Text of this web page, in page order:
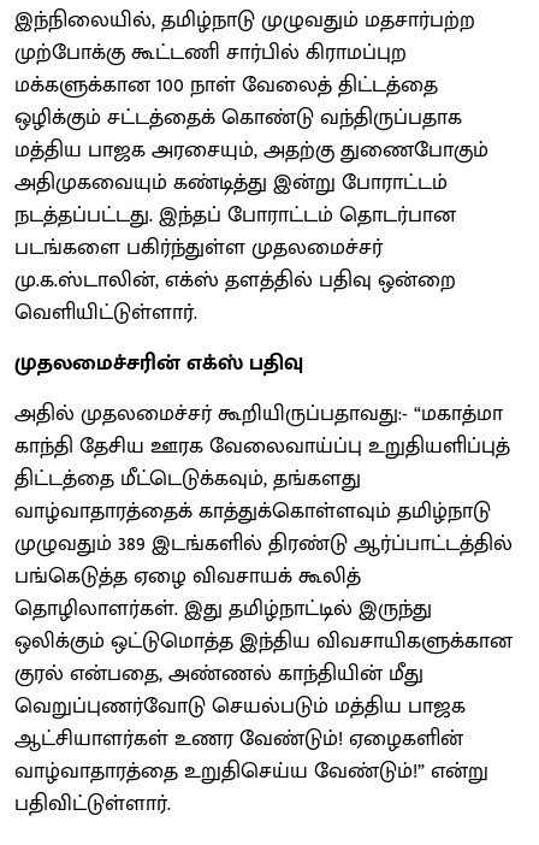
இந்நிலையில், தமிழ்நாடு முழுவதும் மதசார்பற்ற
முற்போக்கு கூட்டணி சார்பில் கிராமப்புற
மக்களுக்கான 100 நாள் வேலைத் திட்டத்தை
ஒழிக்கும் சட்டத்தைக் கொண்டு வந்திருப்பதாக
மத்திய பாஜக அரசையும், அதற்கு துணைபோகும்
அதிமுகவையும் கண்டித்து இன்று போராட்டம்
நடத்தப்பட்டது. இந்தப் போராட்டம் தொடர்பான
படங்களை பகிர்ந்துள்ள முதலமைச்சர்
மு.க.ஸ்டாலின், எக்ஸ் தளத்தில் பதிவு ஒன்றை
வெளியிட்டுள்ளார்.
முதலமைச்சரின் எக்ஸ் பதிவு
அதில் முதலமைச்சர் கூறியிருப்பதாவது:- “மகாத்மா
காந்தி தேசிய ஊரக வேலைவாய்ப்பு உறுதியளிப்புத்
திட்டத்தை மீட்டெடுக்கவும், தங்களது
வாழ்வாதாரத்தைக் காத்துக்கொள்ளவும் தமிழ்நாடு
முழுவதும் 389 இடங்களில் திரண்டு ஆர்ப்பாட்டத்தில்
பங்கெடுத்த ஏழை விவசாயக் கூலித்
தொழிலாளர்கள். இது தமிழ்நாட்டில் இருந்து
ஒலிக்கும் ஒட்டுமொத்த இந்திய விவசாயிகளுக்கான
குரல் என்பதை, அண்ணல் காந்தியின் மீது
வெறுப்புணர்வோடு செயல்படும் மத்திய பாஜக
ஆட்சியாளர்கள் உணர வேண்டும்! ஏழைகளின்
வாழ்வாதாரத்தை உறுதிசெய்ய வேண்டும்!” என்று
பதிவிட்டுள்ளார்.